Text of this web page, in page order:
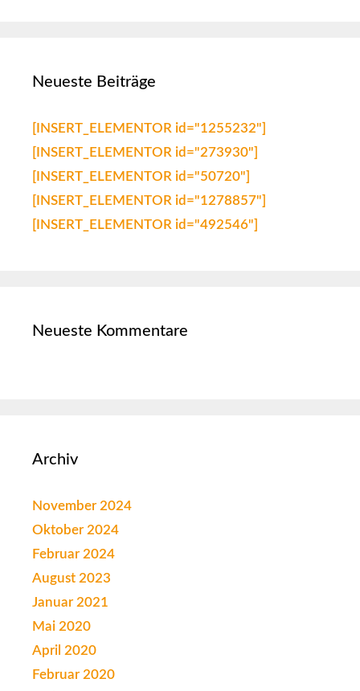
Neueste Beiträge
[INSERT_ELEMENTOR id="1255232"]
[INSERT_ELEMENTOR id="273930"]
[INSERT_ELEMENTOR id="50720"]
[INSERT_ELEMENTOR id="1278857"]
[INSERT_ELEMENTOR id="492546"]
Neueste Kommentare
Archiv
November 2024
Oktober 2024
Februar 2024
August 2023
Januar 2021
Mai 2020
April 2020
Februar 2020